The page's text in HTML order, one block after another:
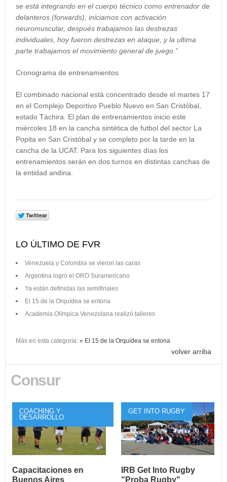
se está integrando en el cuerpo técnico como entrenador de
delanteros (forwards), iniciamos con activación
neuromuscular, después trabajamos las destrezas
individuales, hoy fueron destrezas en ataque, y la ultima
parte trabajamos el movimiento general de juego.”
Cronograma de entrenamientos
El combinado nacional está concentrado desde el martes 17
en el Complejo Deportivo Pueblo Nuevo en San Cristóbal,
estado Táchira. El plan de entrenamientos inicio este
miércoles 18 en la cancha sintética de futbol del sector La
Popita en San Cristóbal y se completo por la tarde en la
cancha de la UCAT. Para los siguientes días los
entrenamientos serán en dos turnos en distintas canchas de
la entidad andina.
LO ÚLTIMO DE FVR
Venezuela y Colombia se vieron las caras
Argentina logró el ORO Suramericano
Ya están definidas las semifinales
El 15 de la Orquídea se entona
Academia Olímpica Venezolana realizó talleres
Más en esta categoría: « El 15 de la Orquídea se entona
volver arriba
Consur
COACHING Y
DESARROLLO
Capacitaciones en
Buenos Aires
GET INTO RUGBY
IRB Get Into Rugby
"Proba Rugby"